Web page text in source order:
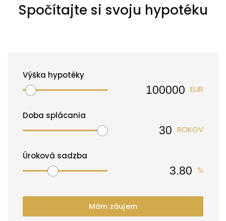
Spočítajte si svoju hypotéku
Výška hypotéky
EUR
Doba splácania
ROKOV
Úroková sadzba
%
Mám záujem